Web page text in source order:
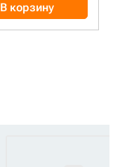
В корзину